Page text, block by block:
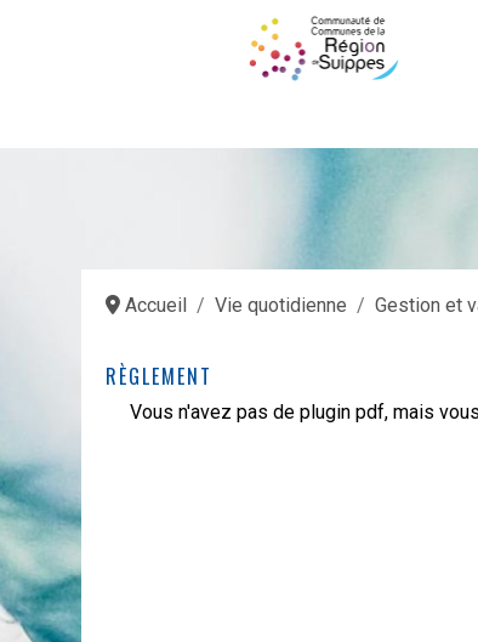
Accueil Vie quotidienne Gestion et
RÈGLEMENT
Vous n'avez pas de plugin pdf, mais